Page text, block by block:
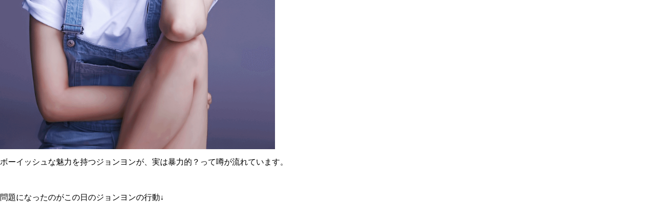
ボーイッシュな魅力を持つジョンヨンが、実は暴力的？って噂が流れています。
問題になったのがこの日のジョンヨンの行動↓